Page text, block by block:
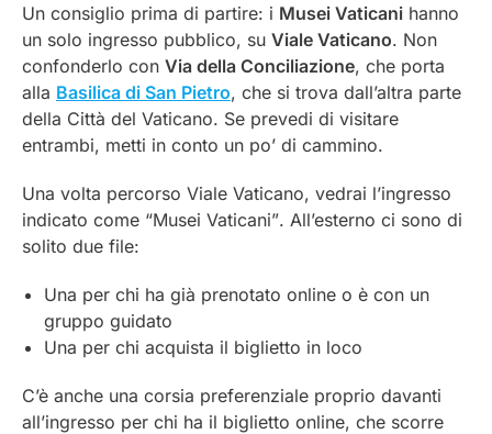
Un consiglio prima di partire: i Musei Vaticani hanno
un solo ingresso pubblico, su Viale Vaticano. Non
confonderlo con Via della Conciliazione, che porta
alla Basilica di San Pietro, che si trova dall’altra parte
della Città del Vaticano. Se prevedi di visitare
entrambi, metti in conto un po’ di cammino.
Una volta percorso Viale Vaticano, vedrai l’ingresso
indicato come “Musei Vaticani”. All’esterno ci sono di
solito due file:
Una per chi ha già prenotato online o è con un
gruppo guidato
Una per chi acquista il biglietto in loco
C’è anche una corsia preferenziale proprio davanti
all’ingresso per chi ha il biglietto online, che scorre